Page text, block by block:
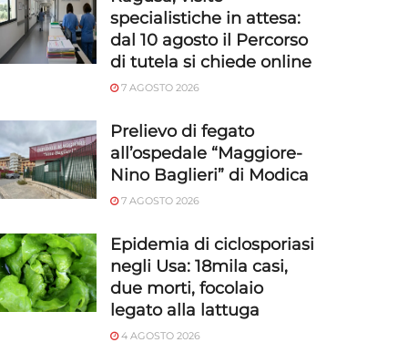
specialistiche in attesa:
dal 10 agosto il Percorso
di tutela si chiede online
7 AGOSTO 2026
Prelievo di fegato
all’ospedale “Maggiore-
Nino Baglieri” di Modica
7 AGOSTO 2026
Epidemia di ciclosporiasi
negli Usa: 18mila casi,
due morti, focolaio
legato alla lattuga
4 AGOSTO 2026